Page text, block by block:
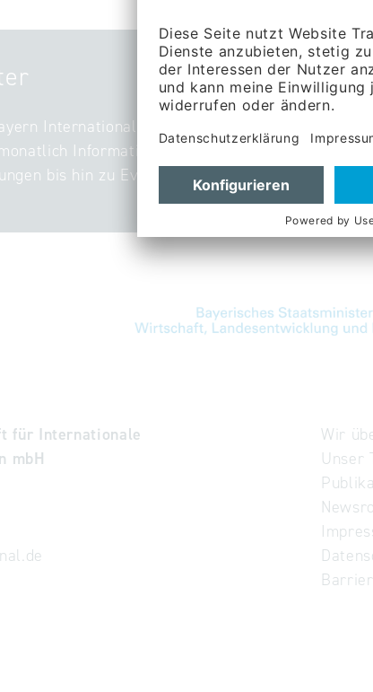
International-Newsletter halten wir Sie auf
Informationen zu aktuellen Projekten: von
bis hin zu Events – digital oder in Präsenz.
für Internationale
mbH
Wir
Unser